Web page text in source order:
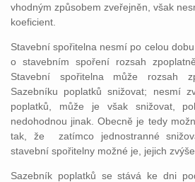
vhodným způsobem zveřejněn, však
koeficient.
Stavební spořitelna nesmí po celou
o stavebním spoření rozsah
Stavební spořitelna může rozsah
Sazebníku poplatků snižovat; nesmí
poplatků, může je však snižovat,
nedohodnou jinak. Obecně je tedy
tak, že zatímco jednostranné
stavební spořitelny možné je, jejich
Sazebník poplatků se stává ke dni